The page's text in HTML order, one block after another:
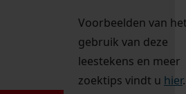
Voorbeelden van
gebruik van deze
leestekens en meer
zoektips vindt u hier.